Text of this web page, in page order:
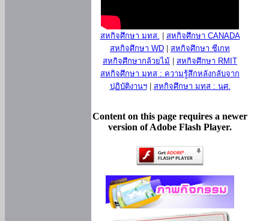
สหกิจศึกษา มทส.
สหกิจศึกษา CANADA
สหกิจศึกษา WD
สหกิจศึกษา ซีเกท
สหกิจศึกษากล้วยไม้
สหกิจศึกษา RMIT
สหกิจศึกษา มทส : ความรู้สึกหลังกลับจาก
ปฏิบัติงานฯ| สหกิจศึกษา มทส : นศ.
Content on this page requires a newer
version of Adobe Flash Player.